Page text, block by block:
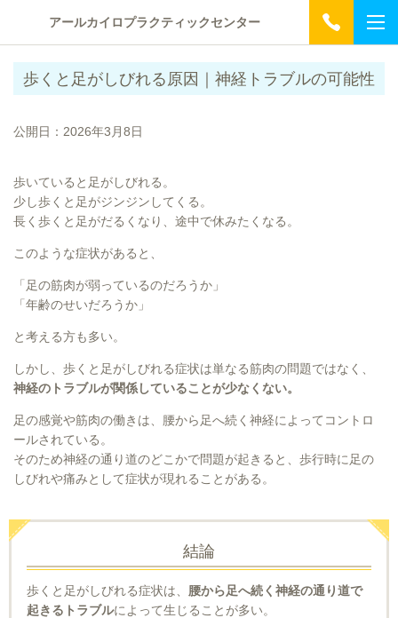
アールカイロプラクティックセンター
歩くと足がしびれる原因｜神経トラブルの可能性
公開日：2026年3月8日
歩いていると足がしびれる。
少し歩くと足がジンジンしてくる。
長く歩くと足がだるくなり、途中で休みたくなる。
このような症状があると、
「足の筋肉が弱っているのだろうか」
「年齢のせいだろうか」
と考える方も多い。
しかし、歩くと足がしびれる症状は単なる筋肉の問題ではなく、
神経のトラブルが関係していることが少なくない。
足の感覚や筋肉の働きは、腰から足へ続く神経によってコントロ
ールされている。
そのため神経の通り道のどこかで問題が起きると、歩行時に足の
しびれや痛みとして症状が現れることがある。
結論
歩くと足がしびれる症状は、
腰から足へ続く神経の通り道で
起きるトラブルによって生じることが多い。